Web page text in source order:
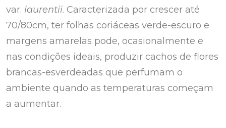
var. laurentii. Caracterizada por crescer até
70/80cm, ter folhas coriáceas verde-escuro e
margens amarelas pode, ocasionalmente e
nas condições ideais, produzir cachos de flores
brancas-esverdeadas que perfumam o
ambiente quando as temperaturas começam
a aumentar.